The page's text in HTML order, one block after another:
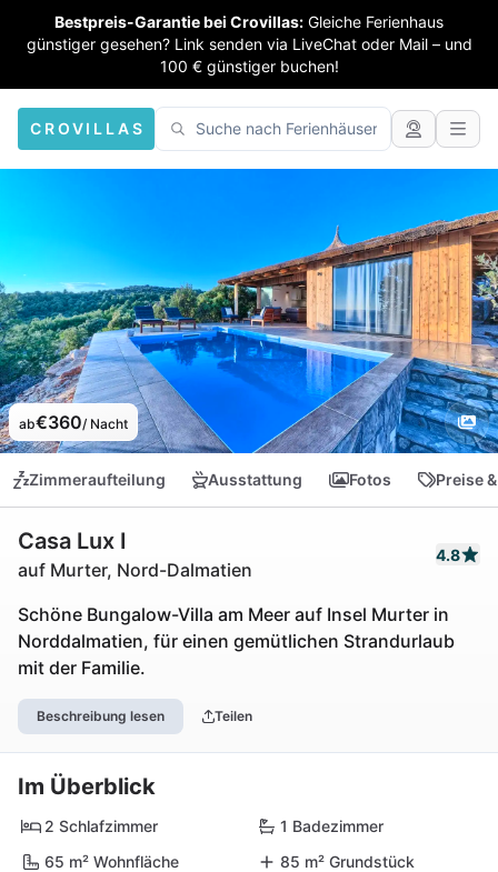
Bestpreis-Garantie bei Crovillas: Gleiche Ferienhaus
günstiger gesehen? Link senden via LiveChat oder Mail – und
100 € günstiger buchen!
CROVILLAS
ab€360/ Nacht
Zimmeraufteilung Ausstattung Fotos Preise
Casa Lux I
auf Murter, Nord-Dalmatien
4.8
Schöne Bungalow-Villa am Meer auf Insel Murter in
Norddalmatien, für einen gemütlichen Strandurlaub
mit der Familie.
Beschreibung lesen Teilen
Im Überblick
2 Schlafzimmer
1 Badezimmer
65 m² Wohnfläche
85 m² Grundstück